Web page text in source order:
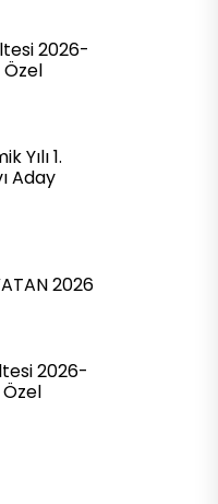
2026-
Özel
Yılı 1.
Aday
2026
2026-
Özel